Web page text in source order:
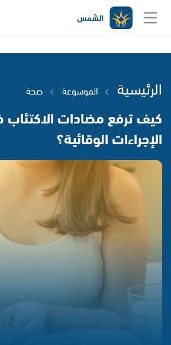
الرئيسية الموسوعة صحة
كيف ترفع مضادات
الإجراءات الوقائية؟